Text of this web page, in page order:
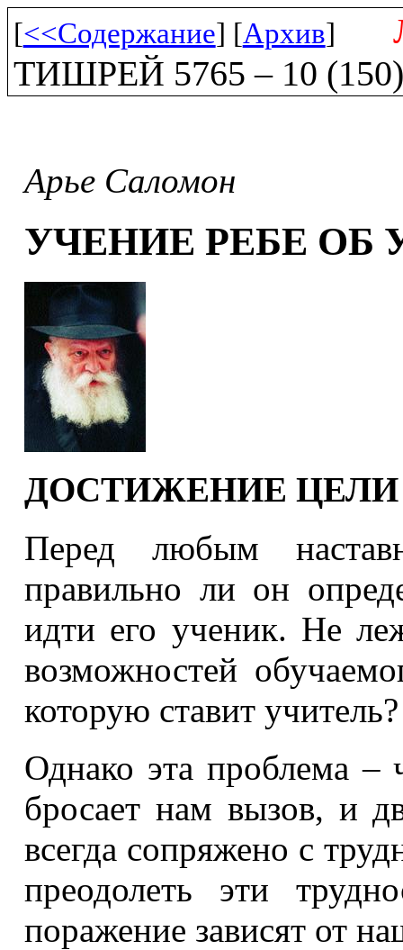
[<<Содержание] [Архив]
ТИШРЕЙ 5765 – 10 (150)
Арье Саломон
УЧЕНИЕ РЕБЕ ОБ
ДОСТИЖЕНИЕ
Перед любым
правильно ли он
идти его ученик. Не
возможностей
которую ставит учитель?
Однако эта проблема –
бросает нам вызов, и
всегда сопряжено с
преодолеть эти
поражение зависят от